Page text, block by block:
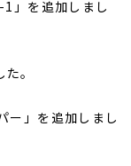
」を追加しまし
。
ー」を追加しまし